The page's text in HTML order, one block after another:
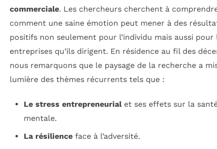
commerciale. Les chercheurs cherchent à
comment une saine émotion peut mener à des
positifs non seulement pour l’individu mais aussi pour
entreprises qu’ils dirigent. En résidence au fil des
nous remarquons que le paysage de la recherche a
lumière des thèmes récurrents tels que :
Le stress entrepreneurialet ses effets sur la
mentale.
La résilienceface à l’adversité.